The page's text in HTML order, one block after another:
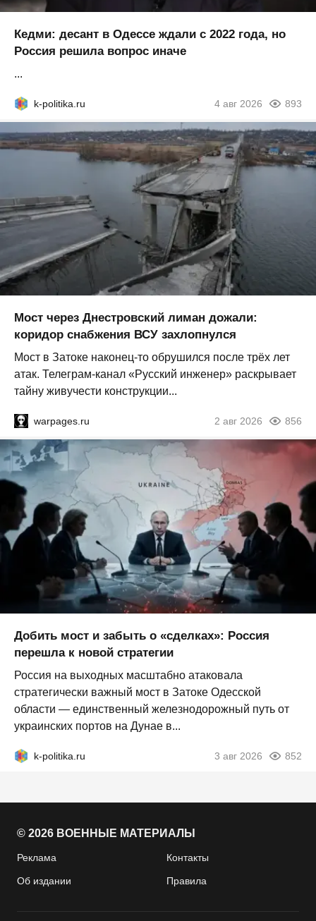
Кедми: десант в Одессе ждали с 2022 года, но
Россия решила вопрос иначе
...
k-politika.ru 4 авг 2026 893
Мост через Днестровский лиман дожали:
коридор снабжения ВСУ захлопнулся
Мост в Затоке наконец-то обрушился после трёх лет
атак. Телеграм-канал «Русский инженер» раскрывает
тайну живучести конструкции...
warpages.ru 2 авг 2026 856
Добить мост и забыть о «сделках»: Россия
перешла к новой стратегии
Россия на выходных масштабно атаковала
стратегически важный мост в Затоке Одесской
области — единственный железнодорожный путь от
украинских портов на Дунае в...
k-politika.ru 3 авг 2026 852
© 2026 ВОЕННЫЕ МАТЕРИАЛЫ
Реклама Контакты
Об издании Правила